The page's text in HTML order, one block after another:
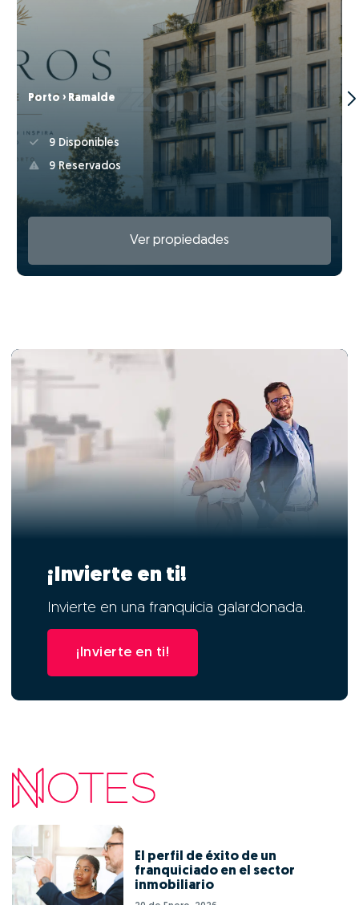
Porto › Ramalde
9 Disponibles
9 Reservados
Ver propiedades
¡Invierte en ti!
Invierte en una franquicia galardonada.
¡Invierte en ti!
El perfil de éxito de un
franquiciado en el sector
inmobiliario